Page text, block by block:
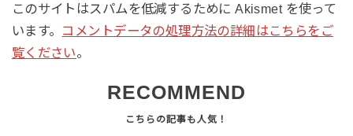
このサイトはスパムを低減するために Akismet を使って
います。 コメントデータの処理方法の詳細はこちらをご
覧ください。
RECOMMEND